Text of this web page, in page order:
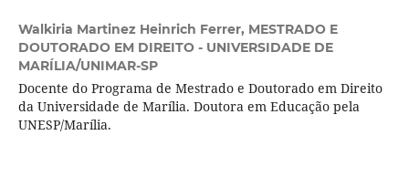
Walkiria Martinez Heinrich Ferrer, MESTRADO E
DOUTORADO EM DIREITO - UNIVERSIDADE DE
MARÍLIA/UNIMAR-SP
Docente do Programa de Mestrado e Doutorado em Direito
da Universidade de Marília. Doutora em Educação pela
UNESP/Marília.